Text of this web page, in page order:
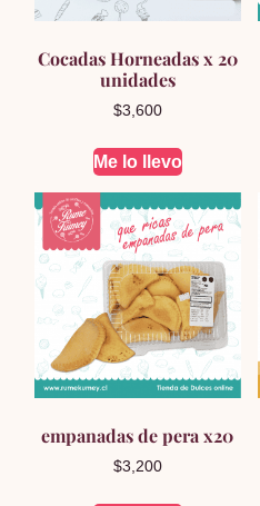
Cocadas Horneadas x 20
unidades
$3,600
Me lo llevo
empanadas de pera x20
$3,200